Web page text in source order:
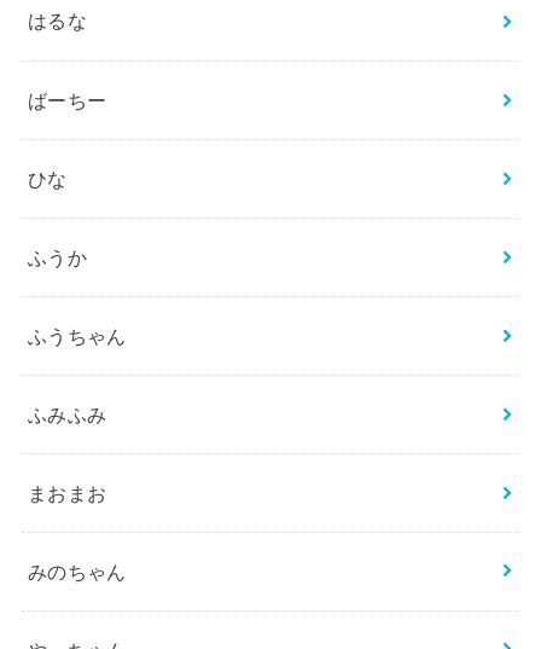
はるな
ばーちー
ひな
ふうか
ふうちゃん
ふみふみ
まおまお
みのちゃん